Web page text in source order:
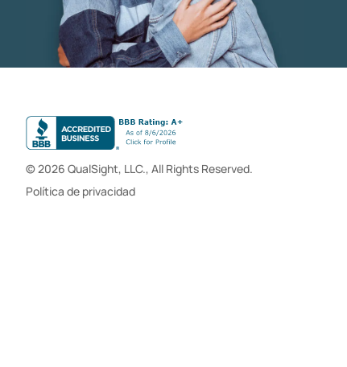
© 2026 QualSight, LLC., All Rights Reserved.
Política de privacidad